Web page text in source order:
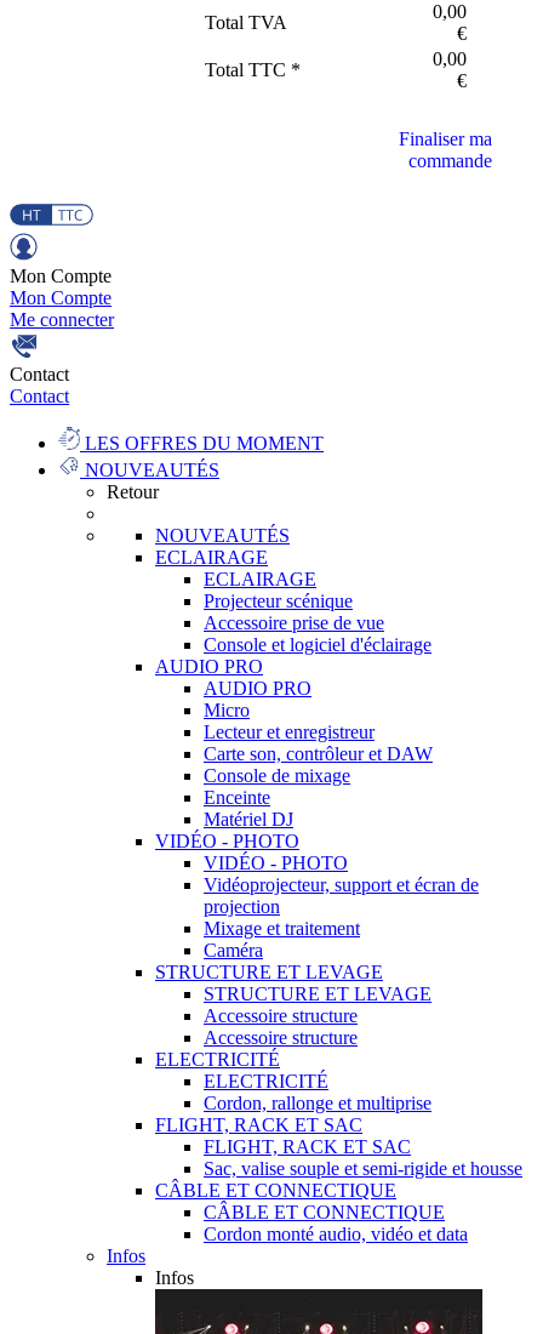
Total TVA
0,00
€
Total TTC *
0,00
€
Finaliser ma
commande
Mon Compte
Mon Compte
Me connecter
Contact
Contact
LES OFFRES DU MOMENT
NOUVEAUTÉS
Retour
NOUVEAUTÉS
ECLAIRAGE
ECLAIRAGE
Projecteur scénique
Accessoire prise de vue
Console et logiciel d'éclairage
AUDIO PRO
AUDIO PRO
Micro
Lecteur et enregistreur
Carte son, contrôleur et DAW
Console de mixage
Enceinte
Matériel DJ
VIDÉO - PHOTO
VIDÉO - PHOTO
Vidéoprojecteur, support et écran de
projection
Mixage et traitement
Caméra
STRUCTURE ET LEVAGE
STRUCTURE ET LEVAGE
Accessoire structure
Accessoire structure
ELECTRICITÉ
ELECTRICITÉ
Cordon, rallonge et multiprise
FLIGHT, RACK ET SAC
FLIGHT, RACK ET SAC
Sac, valise souple et semi-rigide et housse
CÂBLE ET CONNECTIQUE
CÂBLE ET CONNECTIQUE
Cordon monté audio, vidéo et data
Infos
Infos